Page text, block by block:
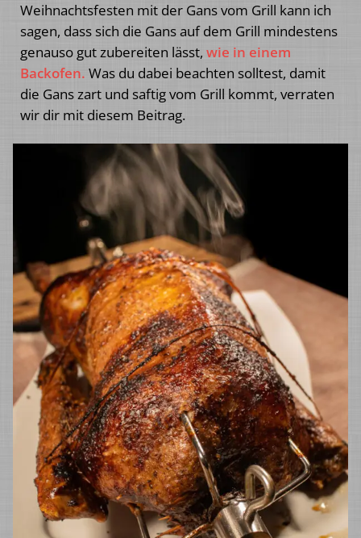
Weihnachtsfesten mit der Gans vom Grill kann ich
sagen, dass sich die Gans auf dem Grill mindestens
genauso gut zubereiten lässt, wie in einem
Backofen. Was du dabei beachten solltest, damit
die Gans zart und saftig vom Grill kommt, verraten
wir dir mit diesem Beitrag.